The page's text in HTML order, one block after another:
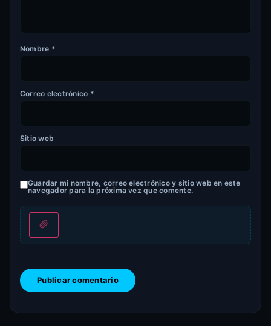
Nombre *
Correo electrónico *
Sitio web
Guardar mi nombre, correo electrónico y sitio web en este
navegador para la próxima vez que comente.